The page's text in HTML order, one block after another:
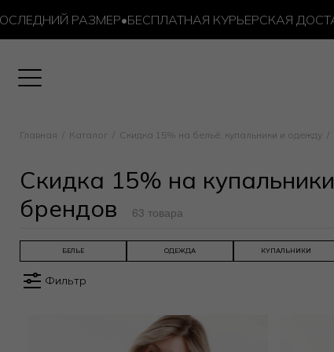
РАЗМЕР •БЕСПЛАТНАЯ КУРЬЕРСКАЯ ДОСТАВКА
Главная Каталог Скидка 15% на бельё, купальники и одежду
Скидка 15% на
брендов
63 товара
БЕЛЬЕ ОДЕЖДА КУПАЛЬНИКИ
Фильтр